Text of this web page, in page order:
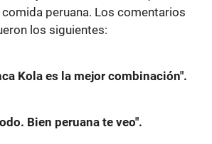
peruana. Los comentarios
los siguientes:
Kola es la mejor combinación".
Bien peruana te veo".